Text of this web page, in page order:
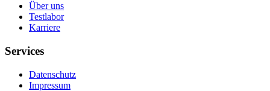
Über uns
Testlabor
Karriere
Services
Datenschutz
Impressum